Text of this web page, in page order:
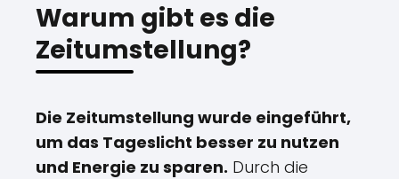
Warum gibt es die
Zeitumstellung?
Die Zeitumstellung wurde eingeführt,
um das Tageslicht besser zu nutzen
und Energie zu sparen. Durch die